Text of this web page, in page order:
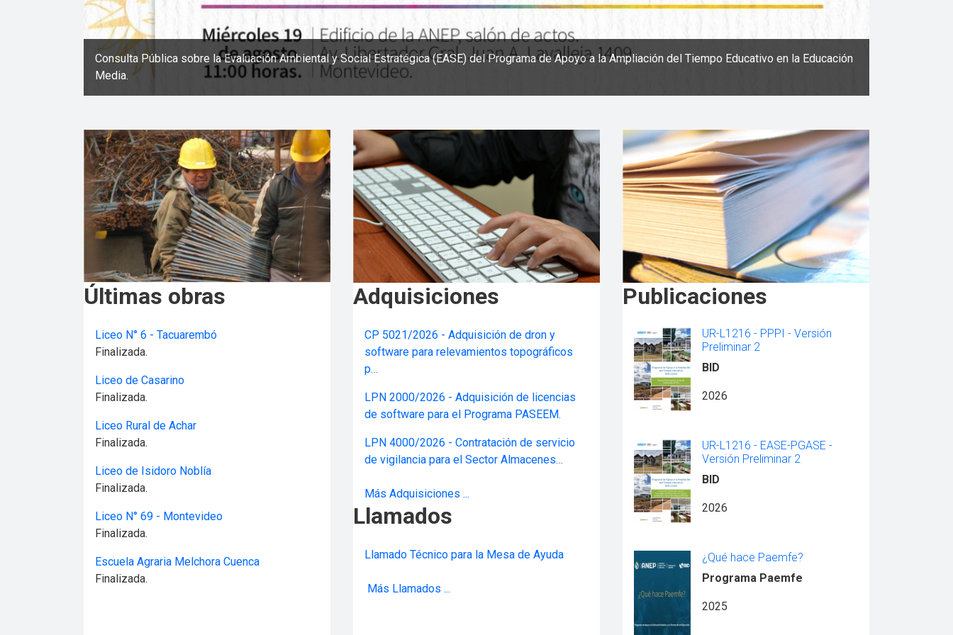
Consulta Pública sobre la Evaluación Ambiental y Social Estratégica (EASE) del Programa de Apoyo a la Ampliación del Tiempo Educativo en la Educación
Media.
Últimas obras
Liceo N° 6 - Tacuarembó
Finalizada.
Liceo de Casarino
Finalizada.
Liceo Rural de Achar
Finalizada.
Liceo de Isidoro Noblía
Finalizada.
Liceo N° 69 - Montevideo
Finalizada.
Escuela Agraria Melchora Cuenca
Finalizada.
Adquisiciones
CP 5021/2026 - Adquisición de dron y
software para relevamientos topográficos
p…
LPN 2000/2026 - Adquisición de licencias
de software para el Programa PASEEM.
LPN 4000/2026 - Contratación de servicio
de vigilancia para el Sector Almacenes…
Más Adquisiciones ...
Llamados
Llamado Técnico para la Mesa de Ayuda
Más Llamados ...
Publicaciones
UR-L1216 - PPPI - Versión
Preliminar 2
BID
2026
UR-L1216 - EASE-PGASE -
Versión Preliminar 2
BID
2026
¿Qué hace Paemfe?
Programa Paemfe
2025